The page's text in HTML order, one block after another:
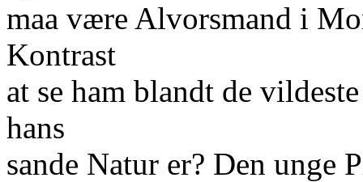
maa være Alvorsmand i
Kontrast
at se ham blandt de
hans
sande Natur er? Den unge